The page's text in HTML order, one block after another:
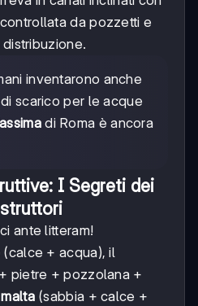
da pozzetti e
inventarono anche
scarico per le acque
di Roma è ancora
I Segreti dei
ante litteram!
(calce + acqua), il
pietre + pozzolana +
malta(sabbia + calce +